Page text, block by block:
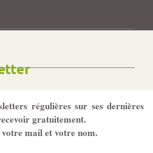
régulières sur ses dernières
gratuitement.
votre mail et votre nom.